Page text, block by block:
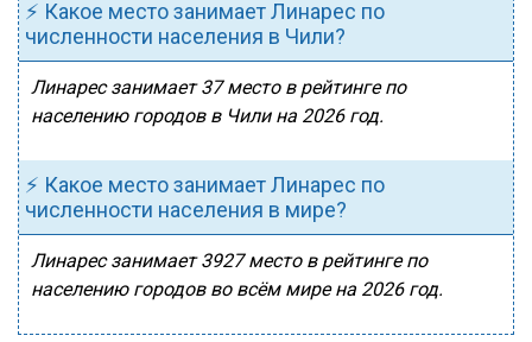
⚡ Какое место занимает Линарес по
численности населения в Чили?
Линарес занимает 37 место в рейтинге по
населению городов в Чили на 2026 год.
⚡ Какое место занимает Линарес по
численности населения в мире?
Линарес занимает 3927 место в рейтинге по
населению городов во всём мире на 2026 год.